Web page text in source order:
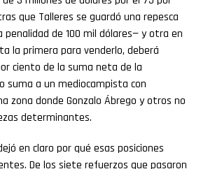
que Talleres se guardó una repesca
penalidad de 100 mil dólares— y otra en
la primera para venderlo, deberá
ciento de la suma neta de la
suma a un mediocampista con
zona donde Gonzalo Ábrego y otros no
determinantes.
en claro por qué esas posiciones
De los siete refuerzos que pasaron